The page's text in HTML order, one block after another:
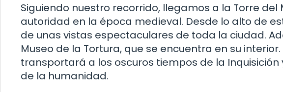
Siguiendo nuestro recorrido, llegamos a la Torre
autoridad en la época medieval. Desde lo alto de
de unas vistas espectaculares de toda la ciudad.
Museo de la Tortura, que se encuentra en su
transportará a los oscuros tiempos de la
de la humanidad.